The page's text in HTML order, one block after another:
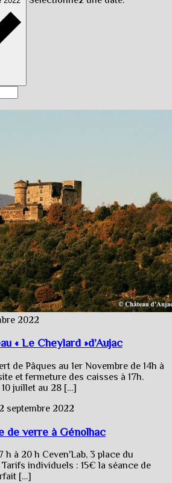
2022
« Le Cheylard »d’Aujac
de Pâques au 1er Novembre de 14h à
et fermeture des caisses à 17h.
juillet au 28 […]
septembre 2022
de verre à Génolhac
h à 20 h Ceven'Lab, 3 place du
individuels : 15€ la séance de
[…]